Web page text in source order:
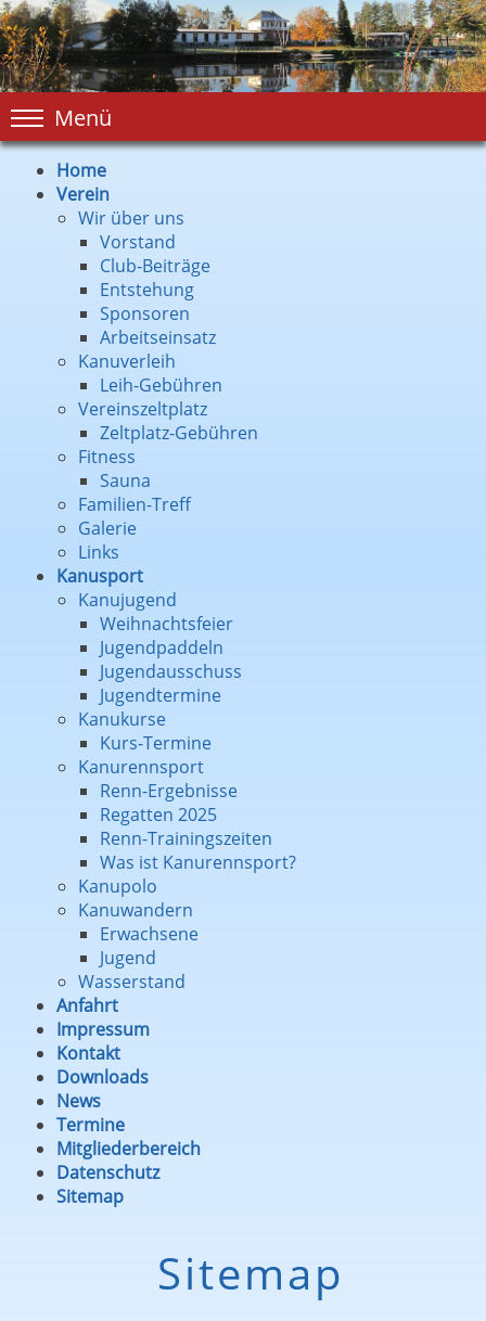
Menü
Home
Verein
Wir über uns
Vorstand
Club-Beiträge
Entstehung
Sponsoren
Arbeitseinsatz
Kanuverleih
Leih-Gebühren
Vereinszeltplatz
Zeltplatz-Gebühren
Fitness
Sauna
Familien-Treff
Galerie
Links
Kanusport
Kanujugend
Weihnachtsfeier
Jugendpaddeln
Jugendausschuss
Jugendtermine
Kanukurse
Kurs-Termine
Kanurennsport
Renn-Ergebnisse
Regatten 2025
Renn-Trainingszeiten
Was ist Kanurennsport?
Kanupolo
Kanuwandern
Erwachsene
Jugend
Wasserstand
Anfahrt
Impressum
Kontakt
Downloads
News
Termine
Mitgliederbereich
Datenschutz
Sitemap
Sitemap